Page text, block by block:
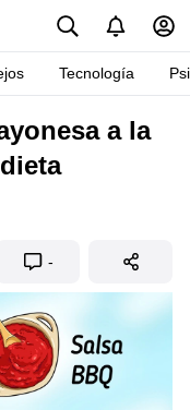
Tecnología
a la
-